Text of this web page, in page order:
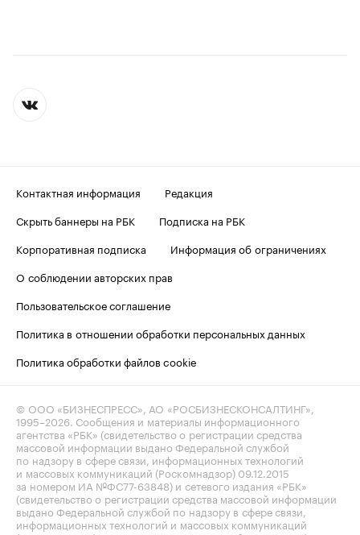
Контактная информация
Редакция
Скрыть баннеры на РБК
Подписка на РБК
Корпоративная подписка
Информация об ограничениях
О соблюдении авторских прав
Пользовательское соглашение
Политика в отношении обработки персональных данных
Политика обработки файлов cookie
© ООО «БИЗНЕСПРЕСС», АО «РОСБИЗНЕСКОНСАЛТИНГ»,
1995–2026. Сообщения и материалы информационного
агентства «РБК» (свидетельство о регистрации средства
массовой информации выдано Федеральной службой
по надзору в сфере связи, информационных технологий
и массовых коммуникаций (Роскомнадзор) 09.12.2015
за номером ИА №ФС77-63848) и сетевого издания «РБК»
(свидетельство о регистрации средства массовой информации
выдано Федеральной службой по надзору в сфере связи,
информационных технологий и массовых коммуникаций